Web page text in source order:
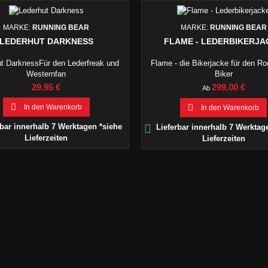
MARKE: RUNNING BEAR
DARKNESS
DarknessFür den Lederfreak und
Westernfan
Preis
29,95 €
 In den Warenkorb
innerhalb 7 Werktagen *siehe
Lieferzeiten
MARKE: RUNNING BEAR
FLAME -
Flame - die Bikerjacke für den
Biker
Ab Preis
299,00 €
 In den Warenkorb

Lieferbar innerhalb 7
Lieferzeiten